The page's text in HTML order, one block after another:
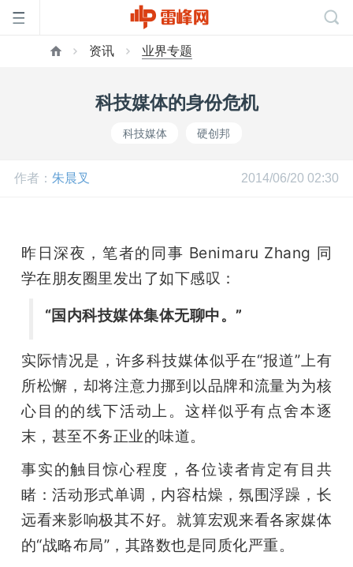
网
公
开
课
动
中
资讯 业界专题
科技媒体的身份危机
科技媒体 硬创邦
作者： 朱晨叉 2014/06/20 02:30
昨日深夜，笔者的同事 Benimaru Zhang 同
学在朋友圈里发出了如下感叹：
“国内科技媒体集体无聊中。”
实际情况是，许多科技媒体似乎在“报道”上有
所松懈，却将注意力挪到以品牌和流量为为核
心目的的线下活动上。这样似乎有点舍本逐
末，甚至不务正业的味道。
事实的触目惊心程度，各位读者肯定有目共
睹：活动形式单调，内容枯燥，氛围浮躁，长
远看来影响极其不好。就算宏观来看各家媒体
的“战略布局”，其路数也是同质化严重。